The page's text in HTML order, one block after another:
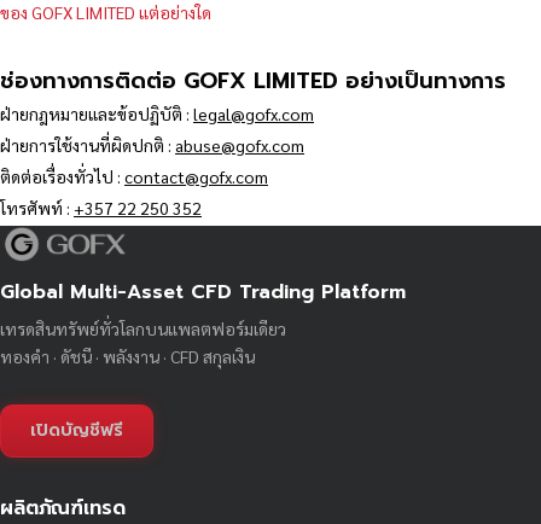
ของ GOFX LIMITED แต่อย่างใด
ช่องทางการติดต่อ GOFX LIMITED อย่างเป็นทางการ
ฝ่ายกฎหมายและข้อปฏิบัติ : legal@gofx.com
ฝ่ายการใช้งานที่ผิดปกติ : abuse@gofx.com
ติดต่อเรื่องทั่วไป : contact@gofx.com
โทรศัพท์ : +357 22 250 352
Global Multi-Asset CFD Trading Platform
เทรดสินทรัพย์ทั่วโลกบนแพลตฟอร์มเดียว
ทองคำ · ดัชนี · พลังงาน · CFD สกุลเงิน
เปิดบัญชีฟรี
ผลิตภัณฑ์เทรด